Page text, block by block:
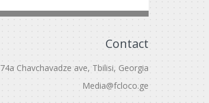
Contact
74a Chavchavadze ave, Tbilisi, Georgia
Media@fcloco.ge